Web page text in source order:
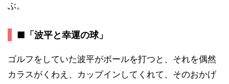
ぶ。
■「波平と幸運の球」
ゴルフをしていた波平がボールを打つと、それを偶然
カラスがくわえ、カップインしてくれて、そのおかげ